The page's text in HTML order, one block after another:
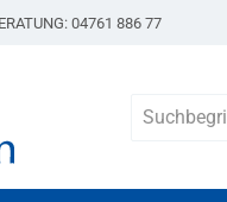
04761 886 77